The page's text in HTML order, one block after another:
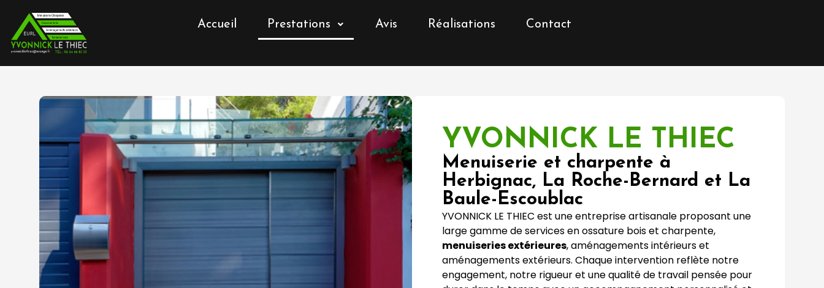
Accueil Prestations Avis Réalisations Contact
YVONNICK LE THIEC
Menuiserie et charpente à
Herbignac, La Roche-Bernard et La
Baule-Escoublac
YVONNICK LE THIEC est une entreprise artisanale proposant une
large gamme de services en ossature bois et charpente,
menuiseries extérieures, aménagements intérieurs et
aménagements extérieurs. Chaque intervention reflète notre
engagement, notre rigueur et une qualité de travail pensée pour